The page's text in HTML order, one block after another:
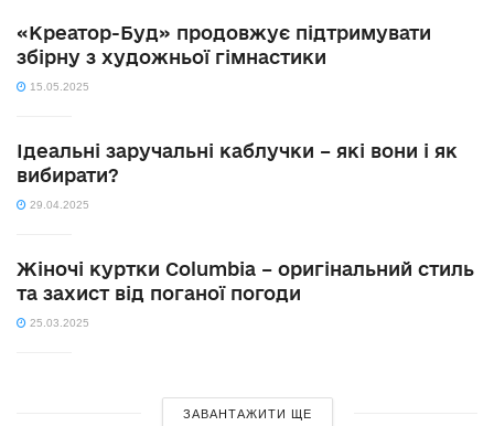
«Креатор-Буд» продовжує підтримувати
збірну з художньої гімнастики
15.05.2025
Ідеальні заручальні каблучки – які вони і як
вибирати?
29.04.2025
Жіночі куртки Columbia – оригінальний стиль
та захист від поганої погоди
25.03.2025
ЗАВАНТАЖИТИ ЩЕ